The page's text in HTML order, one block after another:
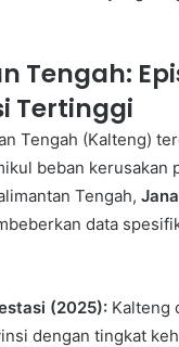
Tengah:
Tertinggi
Tengah (Kalteng)
beban kerusakan
Tengah,
data
(2025): Kalteng
dengan tingkat